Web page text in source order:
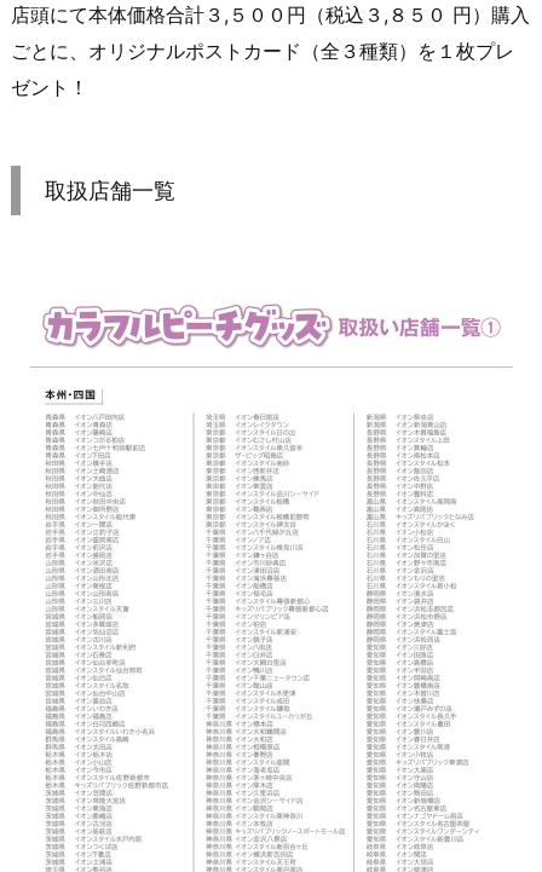
店頭にて本体価格合計３,５００円（税込３,８５０ 円）購入
ごとに、オリジナルポストカード（全３種類）を１枚プレ
ゼント！
取扱店舗一覧